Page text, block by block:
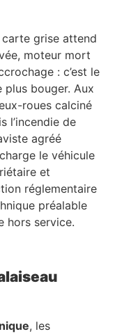
grise attend
moteur mort
: c’est le
plus bouger. Aux
roues calciné
l’incendie de
agréé
le véhicule
et
réglementaire
préalable
hors service.
, les